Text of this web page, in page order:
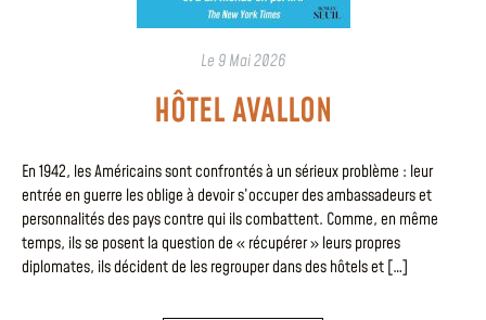
Le 9 Mai 2026
HÔTEL AVALLON
En 1942, les Américains sont confrontés à un sérieux problème : leur
entrée en guerre les oblige à devoir s’occuper des ambassadeurs et
personnalités des pays contre qui ils combattent. Comme, en même
temps, ils se posent la question de « récupérer » leurs propres
diplomates, ils décident de les regrouper dans des hôtels et […]